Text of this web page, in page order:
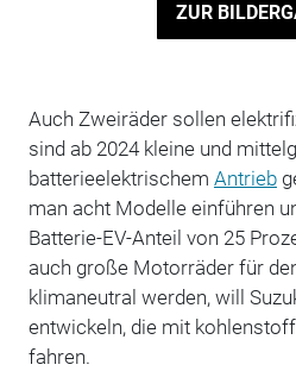
ZUR
Auch Zweiräder sollen
sind ab 2024 kleine und
batterieelektrischem Antrieb
man acht Modelle einführen
Batterie-EV-Anteil von 25
auch große Motorräder für
klimaneutral werden, will
entwickeln, die mit
fahren.